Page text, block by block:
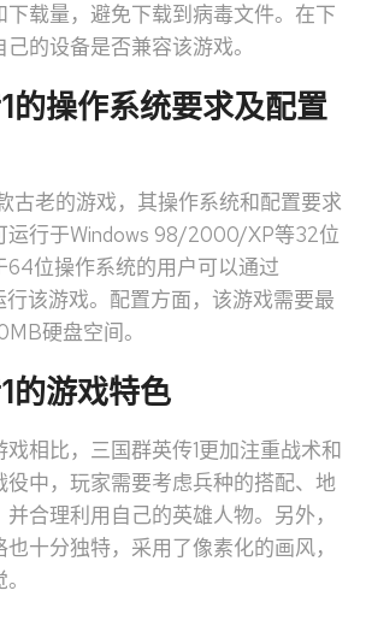
下载量，避免下载到病毒文件。在下
的设备是否兼容该游戏。
的操作系统要求及配置
古老的游戏，其操作系统和配置要求
运行于Windows 98/2000/XP等32位
64位操作系统的用户可以通过
该游戏。配置方面，该游戏需要最
硬盘空间。
的游戏特色
相比，三国群英传1更加注重战术和
役中，玩家需要考虑兵种的搭配、地
合理利用自己的英雄人物。另外，
十分独特，采用了像素化的画风，